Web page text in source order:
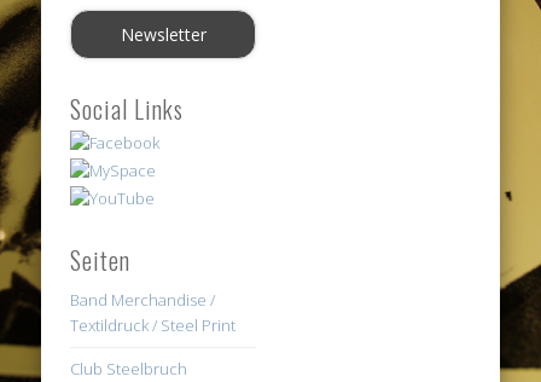
Social Links
Seiten
Band Merchandise /
Textildruck / Steel Print
Club Steelbruch